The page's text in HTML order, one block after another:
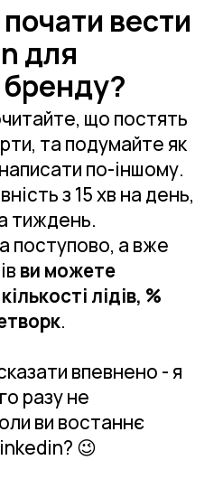
вести
для
що постять
та подумайте як
по-іншому.
з 15 хв на день,
тиждень.
поступово, а вже
ви можете
лідів, %
.
впевнено - я
разу не
ви востаннє
😉